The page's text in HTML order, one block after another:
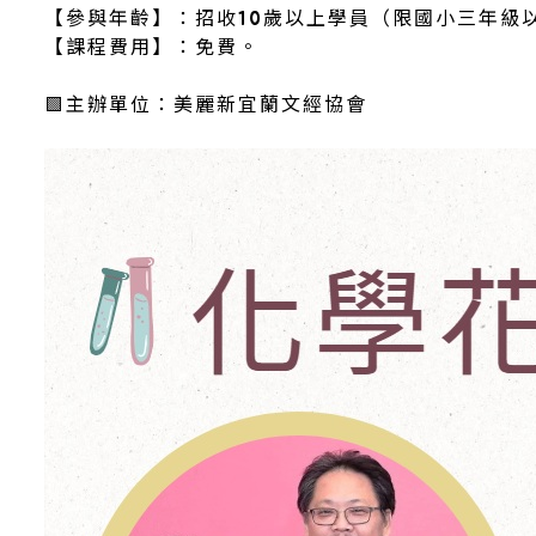
【參與年齡】：招收10歲以上學員（限國小三年級
【課程費用】：免費。
🟩主辦單位：美麗新宜蘭文經協會